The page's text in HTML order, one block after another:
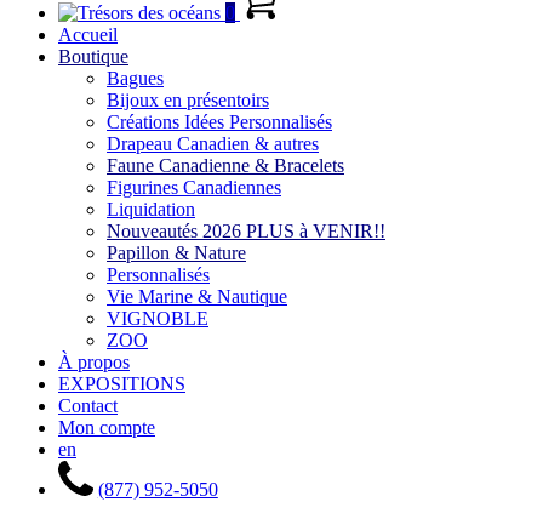
0
Accueil
Boutique
Bagues
Bijoux en présentoirs
Créations Idées Personnalisés
Drapeau Canadien & autres
Faune Canadienne & Bracelets
Figurines Canadiennes
Liquidation
Nouveautés 2026 PLUS à VENIR!!
Papillon & Nature
Personnalisés
Vie Marine & Nautique
VIGNOBLE
ZOO
À propos
EXPOSITIONS
Contact
Mon compte
en
(877) 952-5050